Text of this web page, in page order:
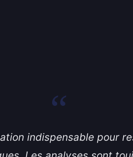
“
indispensable pour